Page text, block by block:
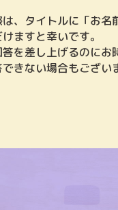
、タイトルに「お名
ますと幸いです。
を差し上げるのにお
きない場合もござい